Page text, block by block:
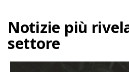
Notizie più
settore